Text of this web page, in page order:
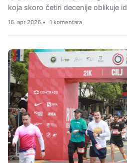
koja skoro četiri decenije oblikuje
16. apr 2026. 1 komentara